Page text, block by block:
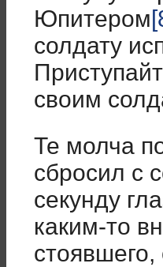
Юпитером
солдату
своим
Те молча
сбросил с
секунду
каким-то
стоявшего,